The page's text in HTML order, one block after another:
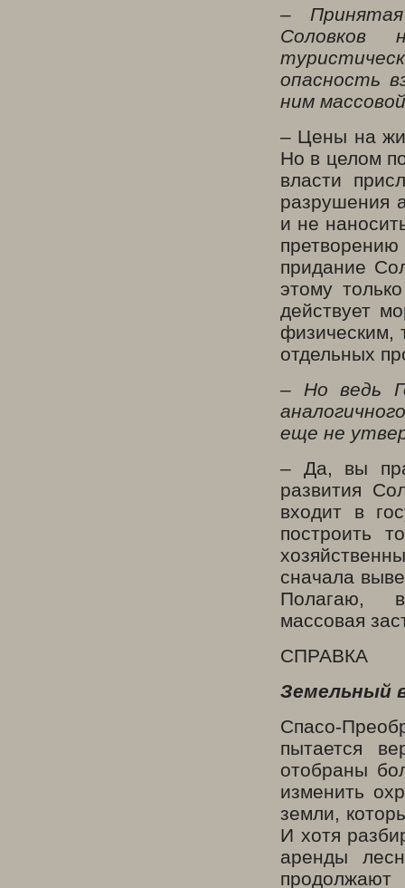
–
Соловков
опасность
ним
– Цены на
Но в целом
власти
разрушения
и не
придание
этому
действует
физическим,
отдельных
– Но ведь
еще не
– Да, вы
развития
входит в
построить
сначала
Полагаю,
массовая
СПРАВКА
Земельный
Спасо-
пытается
отобраны
изменить
земли,
И хотя
аренды